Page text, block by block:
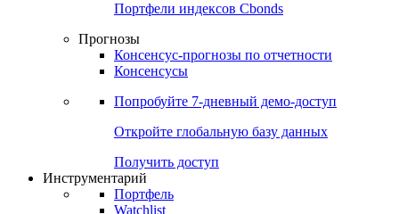
Soft Commodities
Виджет:
Портфели индексов Cbonds
Прогнозы
Консенсусы
Попробуйте7-дневный
Откройте глобальную базу данных